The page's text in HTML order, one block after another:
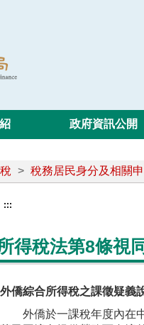
政府資訊公開
> 稅務居民身分及相關
:::
得稅法第8條視
外僑綜合所得稅之課徵疑義
外僑於一課稅年度內在中